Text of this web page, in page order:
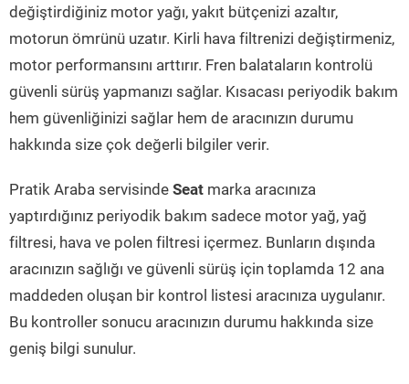
değiştirdiğiniz motor yağı, yakıt bütçenizi azaltır,
motorun ömrünü uzatır. Kirli hava filtrenizi değiştirmeniz,
motor performansını arttırır. Fren balataların kontrolü
güvenli sürüş yapmanızı sağlar. Kısacası periyodik bakım
hem güvenliğinizi sağlar hem de aracınızın durumu
hakkında size çok değerli bilgiler verir.
Pratik Araba servisinde Seat marka aracınıza
yaptırdığınız periyodik bakım sadece motor yağ, yağ
filtresi, hava ve polen filtresi içermez. Bunların dışında
aracınızın sağlığı ve güvenli sürüş için toplamda 12 ana
maddeden oluşan bir kontrol listesi aracınıza uygulanır.
Bu kontroller sonucu aracınızın durumu hakkında size
geniş bilgi sunulur.